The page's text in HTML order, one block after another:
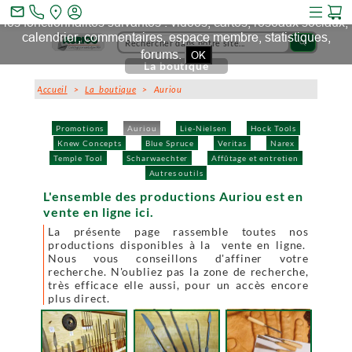
search
Promotions Auriou Lie-Nielsen
Hock Tools
Knew Concepts
Blue Spruce Veritas
Narex
Temple Tool
Scharwaechter
Affûtage et entretien
Autres outils
La boutique
Accueil >La boutique > Auriou
L'ensemble des productions Auriou est en
vente en ligne ici.
La présente page rassemble toutes nos
productions disponibles à la vente en ligne.
Nous vous conseillons d'affiner votre
recherche. N'oubliez pas la zone de recherche,
très efficace elle aussi, pour un accès encore
plus direct.
mail_outline
Ce site et des sites tiers qu'il utilise collectent des cookies pour
les fonctionnalités suivantes : vidéos, cartes, réseaux sociaux,
calendrier, commentaires, espace membre, statistiques,
forums. OK